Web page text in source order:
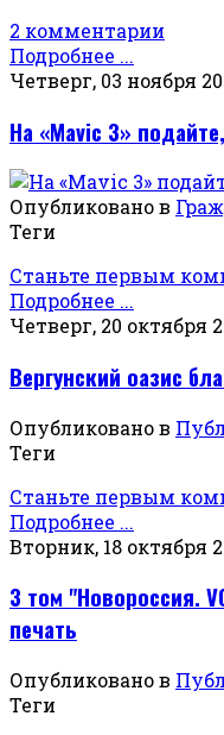
2 комментарии
Подробнее ...
Четверг, 03 ноября
На «Mavic 3»
Опубликовано в
Теги
Станьте первым
Подробнее ...
Четверг, 20 октября
Вергунский оазис
Опубликовано в
Теги
Станьте первым
Подробнее ...
Вторник, 18 октября
3 том "Новороссия.
печать
Опубликовано в
Теги